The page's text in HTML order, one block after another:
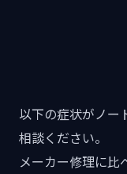
以下の症状がノー
相談ください。
メーカー修理に比